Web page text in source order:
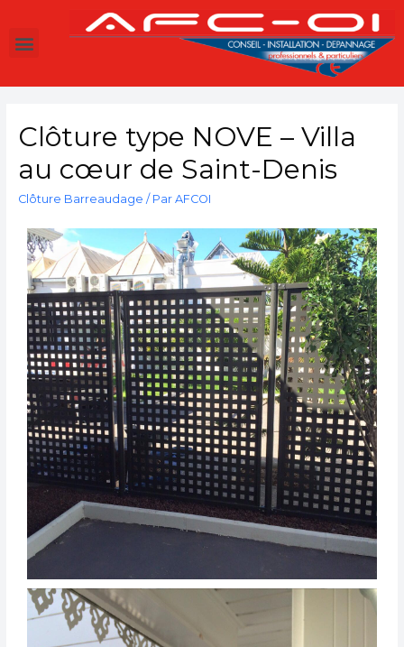
Clôture type NOVE – Villa
au cœur de Saint-Denis
Clôture Barreaudage / Par AFCOI